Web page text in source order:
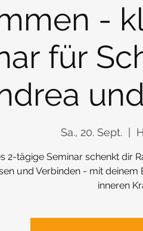
-
für
Sa., 20. Sept.
  |
2-tägige Seminar schenkt dir
und Verbinden - mit
inneren